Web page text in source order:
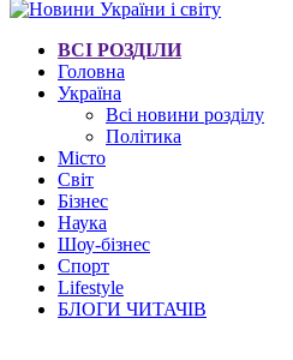
ВСІ РОЗДІЛИ
Головна
Україна
Всі новини розділу
Політика
Місто
Світ
Бізнес
Наука
Шоу-бізнес
Спорт
Lifestyle
БЛОГИ ЧИТАЧІВ